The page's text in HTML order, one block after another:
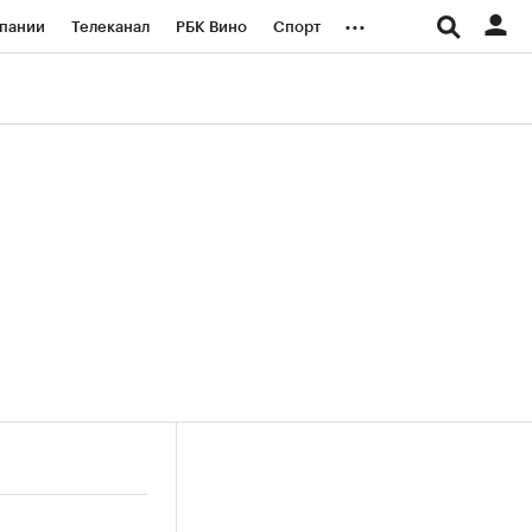
Телеканал РБК Вино Спорт ...